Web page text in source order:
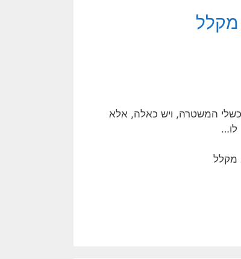
מקלל
המשטרה, ויש כאלה, אלא
לו…
מקלל